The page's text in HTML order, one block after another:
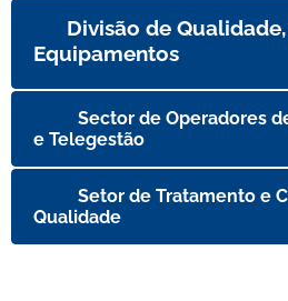
Divisão de Qualidade,
Equipamentos
Sector de Operadores
e Telegestão
Setor de Tratamento e
Qualidade